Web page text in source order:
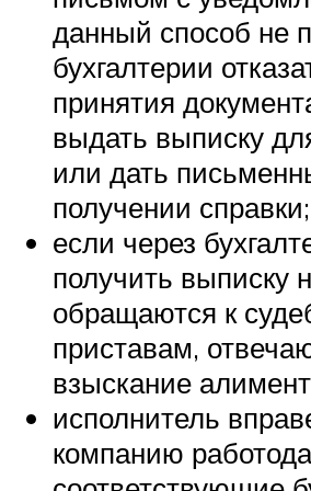
данный способ не
бухгалтерии
принятия
выдать выписку
или дать
получении справки;
если через
получить выписку
обращаются к
приставам,
взыскание
исполнитель
компанию